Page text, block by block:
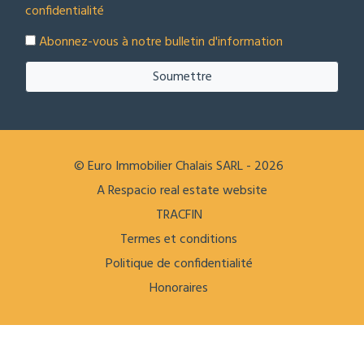
confidentialité
Abonnez-vous à notre bulletin d'information
Soumettre
© Euro Immobilier Chalais SARL - 2026
A Respacio real estate website
TRACFIN
Termes et conditions
Politique de confidentialité
Honoraires